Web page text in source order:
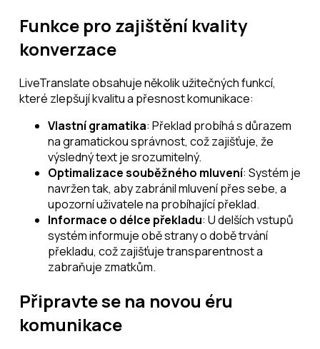
Funkce pro zajištění kvality
konverzace
LiveTranslate obsahuje několik užitečných funkcí,
které zlepšují kvalitu a přesnost komunikace:
Vlastní gramatika: Překlad probíhá s důrazem
na gramatickou správnost, což zajišťuje, že
výsledný text je srozumitelný.
Optimalizace souběžného mluvení: Systém je
navržen tak, aby zabránil mluvení přes sebe, a
upozorní uživatele na probíhající překlad.
Informace o délce překladu: U delších vstupů
systém informuje obě strany o době trvání
překladu, což zajišťuje transparentnost a
zabraňuje zmatkům.
Připravte se na novou éru
komunikace